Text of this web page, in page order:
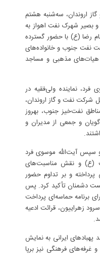
اروندان، سه‌شنبه هشتم
و بصیر شهرک نفت اهواز به
رضا (ع) با حضور گسترده
نفت جنوب و خانواده‌های
مذهبی و مساجد
نماینده ولی‌فقیه در
شرکت نفت و گاز اروندان،
نفت‌خیز جنوب، بهروز
و جمعی از مدیران و
و سپس آیت‌الله موسوی فرد
(ع) و نقش مناسبت‌های
و بر تداوم حضور
دشمنان تأکید کرد. پس
برنامه حماسه‌ای پرداخت
زهراییون، قرائت ادعیه
پهبادهای ایرانی به نمایش
فرهنگی نیز برپا